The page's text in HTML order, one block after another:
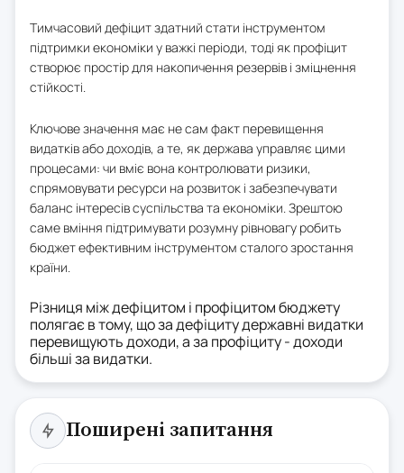
Тимчасовий дефіцит здатний стати інструментом
підтримки економіки у важкі періоди, тоді як профіцит
створює простір для накопичення резервів і зміцнення
стійкості.
Ключове значення має не сам факт перевищення
видатків або доходів, а те, як держава управляє цими
процесами: чи вміє вона контролювати ризики,
спрямовувати ресурси на розвиток і забезпечувати
баланс інтересів суспільства та економіки. Зрештою
саме вміння підтримувати розумну рівновагу робить
бюджет ефективним інструментом сталого зростання
країни.
Різниця між дефіцитом і профіцитом бюджету
полягає в тому, що за дефіциту державні видатки
перевищують доходи, а за профіциту - доходи
більші за видатки.
Поширені запитання